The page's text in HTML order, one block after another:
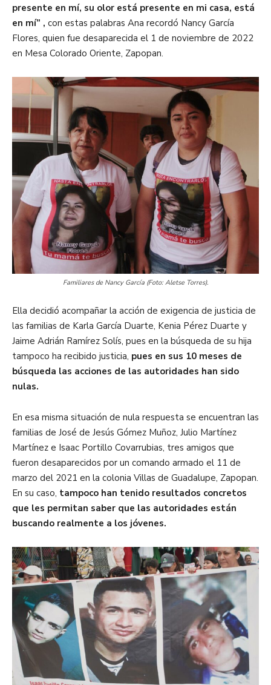
presente en mí, su olor está presente en mi casa, está
en mí” , con estas palabras Ana recordó Nancy García
Flores, quien fue desaparecida el 1 de noviembre de 2022
en Mesa Colorado Oriente, Zapopan.
Familiares de Nancy García (Foto: Aletse Torres).
Ella decidió acompañar la acción de exigencia de justicia de
las familias de Karla García Duarte, Kenia Pérez Duarte y
Jaime Adrián Ramírez Solís, pues en la búsqueda de su hija
tampoco ha recibido justicia, pues en sus 10 meses de
búsqueda las acciones de las autoridades han sido
nulas.
En esa misma situación de nula respuesta se encuentran las
familias de José de Jesús Gómez Muñoz, Julio Martínez
Martínez e Isaac Portillo Covarrubias, tres amigos que
fueron desaparecidos por un comando armado el 11 de
marzo del 2021 en la colonia Villas de Guadalupe, Zapopan.
En su caso, tampoco han tenido resultados concretos
que les permitan saber que las autoridades están
buscando realmente a los jóvenes.